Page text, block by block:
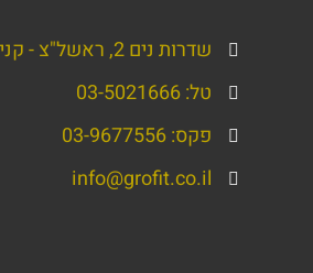
שדרות נים 2, ראשל"צ - קניון ראשונים, מגדל עסקים, קומה 5
טל: 03-5021666
פקס: 03-9677556
info@grofit.co.il